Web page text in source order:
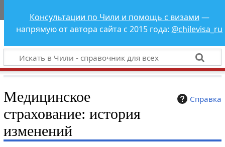
Чили - справочник
для всех
Консультации по Чили и помощь с визами —
напрямую от автора сайта с 2015 года: @chilevisa_ru
Справка
Медицинское
страхование: история
изменений